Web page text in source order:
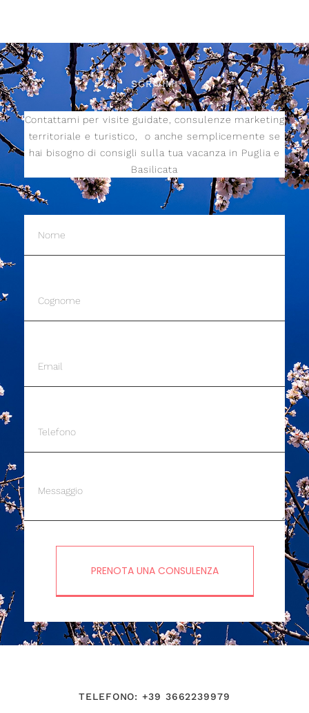
SCRIVIMI
Contattami per visite guidate, consulenze marketing
territoriale e turistico, o anche semplicemente se
hai bisogno di consigli sulla tua vacanza in Puglia e
Basilicata
PRENOTA UNA CONSULENZA
TELEFONO: +39 3662239979